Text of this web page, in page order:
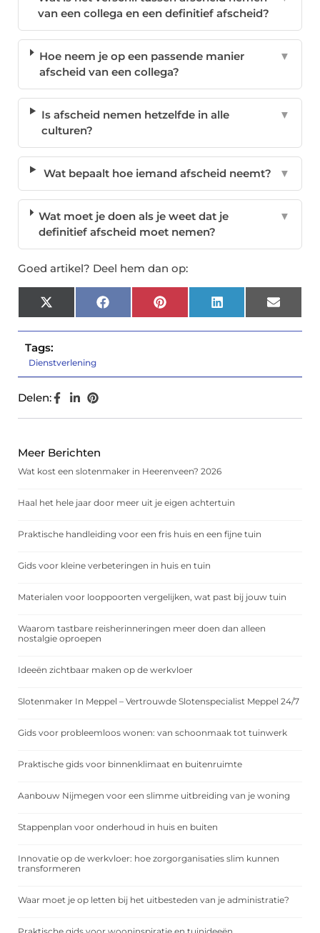
van een collega en een definitief afscheid?
Hoe neem je op een passende manier
afscheid van een collega?
▼
Is afscheid nemen hetzelfde in alle
culturen?
▼
Wat bepaalt hoe iemand afscheid neemt? ▼
Wat moet je doen als je weet dat je
definitief afscheid moet nemen?
▼
Goed artikel? Deel hem dan op:
X
(Twitter)
FacebookPinterest LinkedIn Email
Tags:
Dienstverlening
Delen:
Meer Berichten
Wat kost een slotenmaker in Heerenveen? 2026
Haal het hele jaar door meer uit je eigen achtertuin
Praktische handleiding voor een fris huis en een fijne tuin
Gids voor kleine verbeteringen in huis en tuin
Materialen voor looppoorten vergelijken, wat past bij jouw tuin
Waarom tastbare reisherinneringen meer doen dan alleen
nostalgie oproepen
Ideeën zichtbaar maken op de werkvloer
Slotenmaker In Meppel – Vertrouwde Slotenspecialist Meppel 24/7
Gids voor probleemloos wonen: van schoonmaak tot tuinwerk
Praktische gids voor binnenklimaat en buitenruimte
Aanbouw Nijmegen voor een slimme uitbreiding van je woning
Stappenplan voor onderhoud in huis en buiten
Innovatie op de werkvloer: hoe zorgorganisaties slim kunnen
transformeren
Waar moet je op letten bij het uitbesteden van je administratie?